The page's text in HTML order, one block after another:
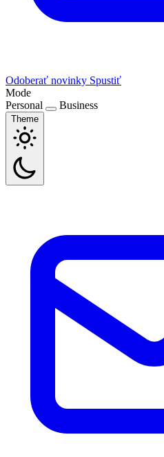
Odoberať novinky Spustiť
Mode
Personal
Business
Theme